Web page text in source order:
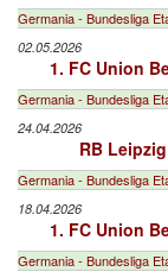
Germania - Bundesliga
02.05.2026
1. FC Union
Germania - Bundesliga
24.04.2026
RB Leipzig
Germania - Bundesliga
18.04.2026
1. FC Union
Germania - Bundesliga